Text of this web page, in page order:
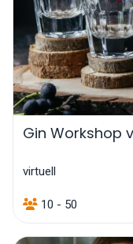
Gin Workshop
virtuell
10 - 50